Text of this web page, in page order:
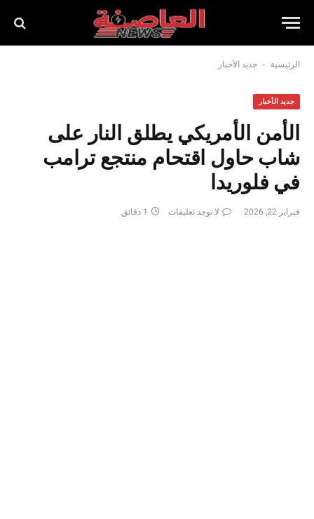
الرئيسية - جديد الأخبار
جديد الأخبار
الأمن الأمريكي يطلق النار على
شاب حاول اقتحام منتجع ترامب
في فلوريدا
فبراير 22, 2026 لا توجد تعليقات 1 دقائق